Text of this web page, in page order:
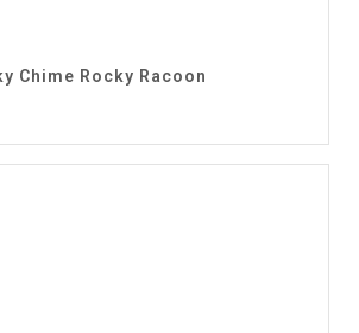
Chime Rocky Racoon